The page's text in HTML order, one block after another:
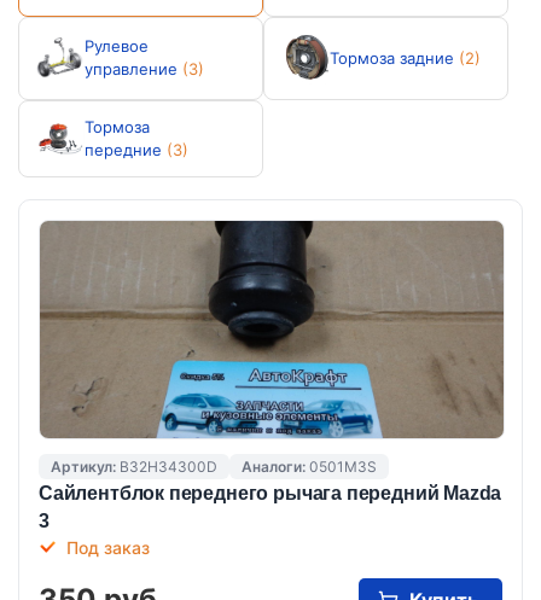
Рулевое
управление (3)
Тормоза задние (2)
Тормоза
передние (3)
Артикул: B32H34300D Аналоги: 0501M3S
Cайлентблок переднего рычага передний Mazda
3
Под заказ